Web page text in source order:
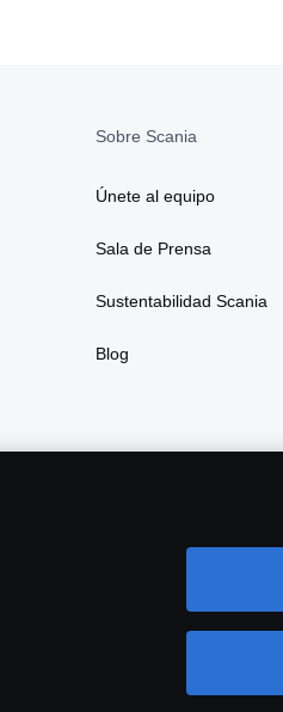
Sobre Scania
Únete al equipo
Sala de Prensa
Sustentabilidad Scania
Blog
Denuncia de